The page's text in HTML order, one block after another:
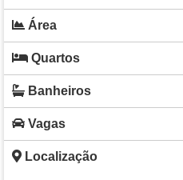
Área
Quartos
Banheiros
Vagas
Localização